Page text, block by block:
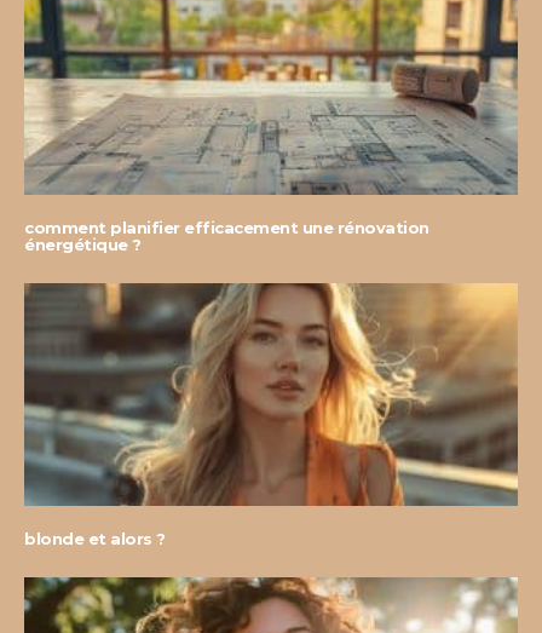
comment planifier efficacement une rénovation
énergétique ?
blonde et alors ?